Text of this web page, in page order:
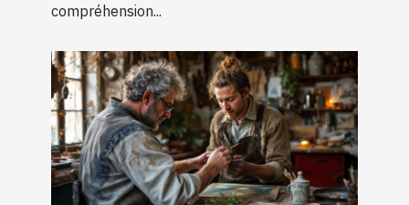
compréhension...